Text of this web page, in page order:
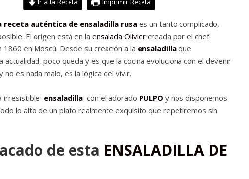
Ir a la Receta Imprimir Receta
receta auténtica de ensaladilla rusa es un tanto complicado,
El origen está en la ensalada Olivier creada por el chef
1860 en Moscú. Desde su creación a la ensaladilla que
actualidad, poco queda y es que la cocina evoluciona con el devenir
no es nada malo, es la lógica del vivir.
irresistible ensaladilla con el adorado PULPO y nos disponemos
lo alto de un plato realmente exquisito que repetiremos sin
de esta ENSALADILLA DE